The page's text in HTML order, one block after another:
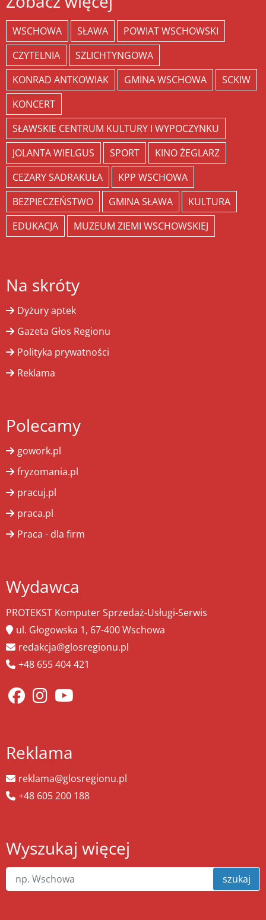
WSCHOWA SŁAWA
POWIAT WSCHOWSKI
CZYTELNIA
SZLICHTYNGOWA
KONRAD ANTKOWIAK
GMINA WSCHOWA
SCKIW
KONCERT
SŁAWSKIE CENTRUM KULTURY I WYPOCZYNKU
JOLANTA WIELGUS
SPORT
KINO ŻEGLARZ
CEZARY SADRAKUŁA
KPP WSCHOWA
BEZPIECZEŃSTWO
GMINA SŁAWA
KULTURA
EDUKACJA
MUZEUM ZIEMI WSCHOWSKIEJ
Na skróty
Dyżury aptek
Gazeta Głos Regionu
Polityka prywatności
Reklama
Polecamy
gowork.pl
fryzomania.pl
pracuj.pl
praca.pl
Praca - dla firm
Wydawca
PROTEKST Komputer Sprzedaż-Usługi-Serwis
ul. Głogowska 1, 67-400 Wschowa
redakcja@glosregionu.pl
+48 655 404 421
Reklama
reklama@glosregionu.pl
+48 605 200 188
Wyszukaj więcej
szukaj